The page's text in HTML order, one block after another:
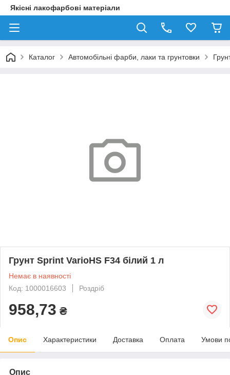
Якісні лакофарбові матеріали
Каталог Автомобільні фарби, лаки та грунтовки
Грунт Sprint VarioHS F34 білий 1 л
Немає в наявності
Код: 1000016603
Роздріб
958,73 ₴
Опис Характеристики Доставка Оплата Умови
Опис